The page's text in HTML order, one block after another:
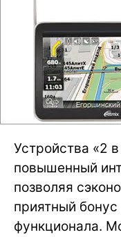
Устройства «2
повышенный
позволяя
приятный бонус
функционала.